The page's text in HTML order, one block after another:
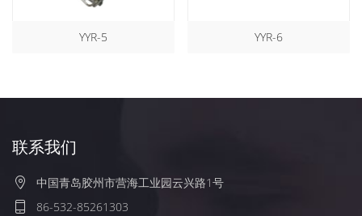
YYR-5 YYR-6
联系我们
中国青岛胶州市营海工业园云兴路1号
86-532-85261303